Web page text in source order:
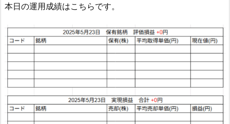
本日の運用成績はこちらです。